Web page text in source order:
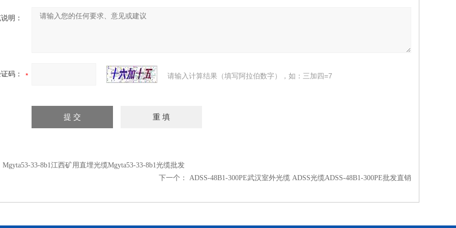
明：
码： 请输入计算结果（填写阿拉伯数字），如：三加四=7
Mgyta53-33-8b1江西矿用直埋光缆Mgyta53-33-8b1光缆批发
下一个：
ADSS-48B1-300PE武汉室外光缆 ADSS光缆ADSS-48B1-300PE批发直销